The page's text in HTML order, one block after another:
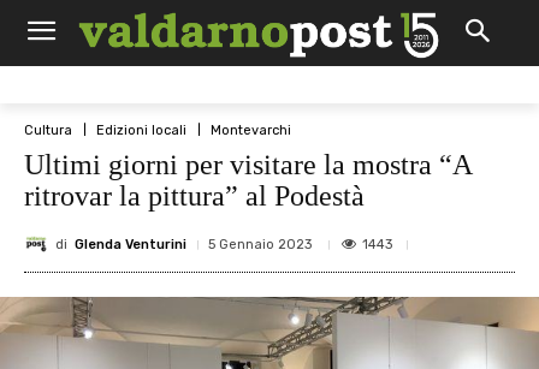
Cultura Edizioni locali Montevarchi
Ultimi giorni per visitare la mostra “A
ritrovar la pittura” al Podestà
di Glenda Venturini 5 Gennaio 2023 1443